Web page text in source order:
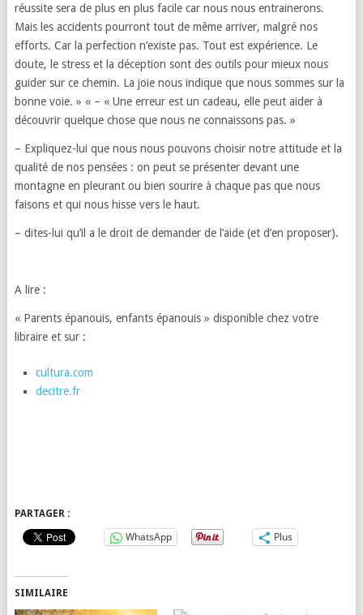
réussite sera de plus en plus facile car nous nous entrainerons.
Mais les accidents pourront tout de même arriver, malgré nos
efforts. Car la perfection n’existe pas. Tout est expérience. Le
doute, le stress et la déception sont des outils pour mieux nous
guider sur ce chemin. La joie nous indique que nous sommes sur la
bonne voie. » « – « Une erreur est un cadeau, elle peut aider à
découvrir quelque chose que nous ne connaissons pas. »
– Expliquez-lui que nous nous pouvons choisir notre attitude et la
qualité de nos pensées : on peut se présenter devant une
montagne en pleurant ou bien sourire à chaque pas que nous
faisons et qui nous hisse vers le haut.
– dites-lui qu’il a le droit de demander de l’aide (et d’en proposer).
A lire :
« Parents épanouis, enfants épanouis » disponible chez votre
libraire et sur :
cultura.com
decitre.fr
PARTAGER :
WhatsApp Plus
SIMILAIRE